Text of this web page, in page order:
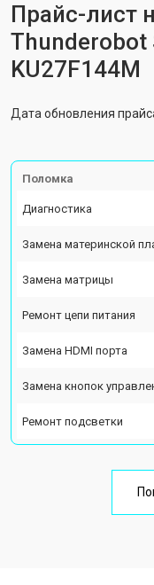
Прайс-лист
Thunderobot
KU27F144M
Дата обновления
Поломка
Диагностика
Замена материнской
Замена матрицы
Ремонт цепи питания
Замена HDMI порта
Замена кнопок
Ремонт подсветки